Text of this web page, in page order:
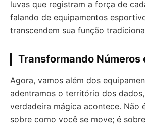
luvas que registram a força de
falando de equipamentos
transcendem sua função
Transformando Números
Agora, vamos além dos
adentramos o território dos
verdadeira mágica acontece. Não
sobre como você se move; é